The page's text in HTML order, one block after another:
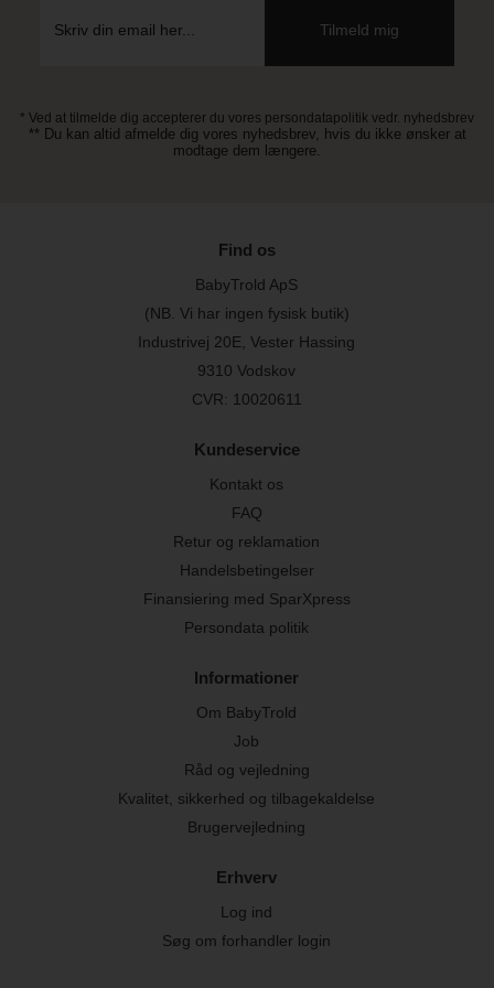
* Ved at tilmelde dig accepterer du vores persondatapolitik vedr. nyhedsbrev
** Du kan altid afmelde dig vores nyhedsbrev, hvis du ikke ønsker at
modtage dem længere.
Find os
BabyTrold ApS
(NB. Vi har ingen fysisk butik)
Industrivej 20E, Vester Hassing
9310 Vodskov
CVR: 10020611
Kundeservice
Kontakt os
FAQ
Retur og reklamation
Handelsbetingelser
Finansiering med SparXpress
Persondata politik
Informationer
Om BabyTrold
Job
Råd og vejledning
Kvalitet, sikkerhed og tilbagekaldelse
Brugervejledning
Erhverv
Log ind
Søg om forhandler login